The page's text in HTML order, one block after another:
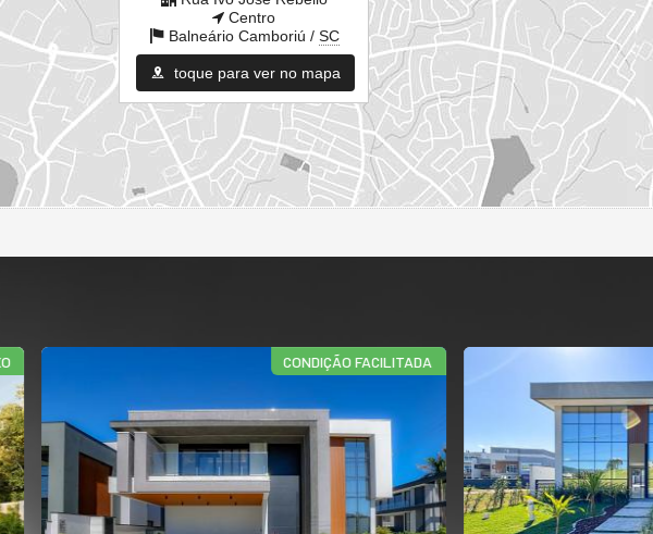
Centro
Balneário Camboriú / SC
toque para ver no mapa